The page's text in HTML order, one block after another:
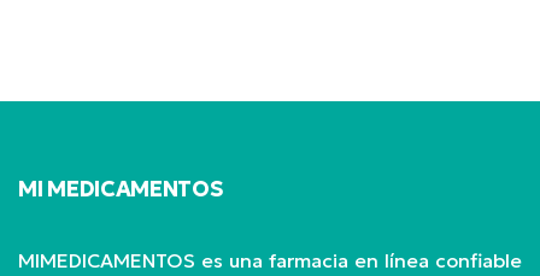
MI MEDICAMENTOS
MIMEDICAMENTOS es una farmacia en línea confiable